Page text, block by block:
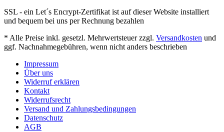
SSL - ein Let´s Encrypt-Zertifikat ist auf dieser Website installiert
und bequem bei uns per Rechnung bezahlen
* Alle Preise inkl. gesetzl. Mehrwertsteuer zzgl. Versandkosten und
ggf. Nachnahmegebühren, wenn nicht anders beschrieben
Impressum
Über uns
Widerruf erklären
Kontakt
Widerrufsrecht
Versand und Zahlungsbedingungen
Datenschutz
AGB